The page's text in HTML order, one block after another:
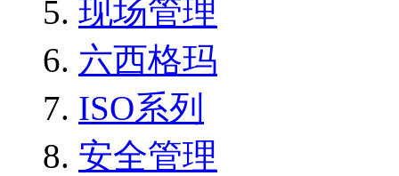
现场管理
六西格玛
ISO系列
安全管理